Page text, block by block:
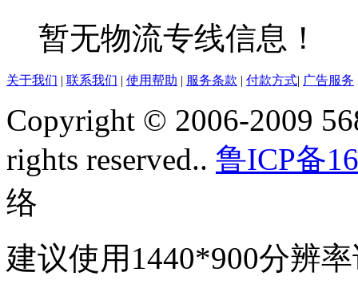
暂无物流专线信息！
关于我们 | 联系我们 | 使用帮助 | 服务条款 | 付款方式| 广告服务
Copyright © 2006-2009
rights reserved.. 鲁ICP备
络
建议使用1440*900分辨